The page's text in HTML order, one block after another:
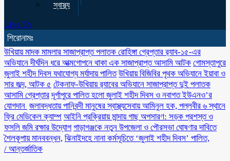
স্বাস্থ্য
Live Tv
শিরোনামঃ
উখিয়ায় মাদক মামলার সাজাপ্রাপ্ত পলাতক রোহিঙ্গা গ্রেপ্তার র‌্যাব-১৫-এর
অভিযানে দীর্ঘদিন ধরে আত্মগোপনে থাকা এক সাজাপ্রাপ্ত আসামি আটক গোমস্তাপুরে
জুলাই শহীদ দিবস যথাযোগ্য মর্যাদায় পালিত উখিয়ায় বিজিবির পৃথক অভিযানে ইয়াবা ও
সার জব্দ, আটক ৫ টেকনাফ-উখিয়ায় র‌্যাবের অভিযানে সাজাপ্রাপ্ত দুই পলাতক
আসামি গ্রেপ্তার ‎দূর্গাপুরে পালিত হলো জুলাই শহীদ দিবস ও নবাগত ইউএনও’র
যোগদান ‎ জলাবদ্ধতায় পানিবন্দী মানুষের স্বাস্থ্যসেবায় আমিনুল হক, পল্লবীর ৬ স্থানে
ফ্রি মেডিকেল ক্যাম্প আইনি প্রক্রিয়ায় মান্দায় গাছ অপসারণ: সড়ক প্রশস্ত ও
ফসলি জমি রক্ষার উদ্যোগ গাড়াগঞ্জকে নতুন উপজেলা ও পৌরসভা ঘোষণার দাবিতে
শৈলকূপায় মানববন্ধন, ঝিনাইদহে নানা কর্মসূচিতে ‘জুলাই শহীদ দিবস’ পালিত,
/ আন্তর্জাতিক